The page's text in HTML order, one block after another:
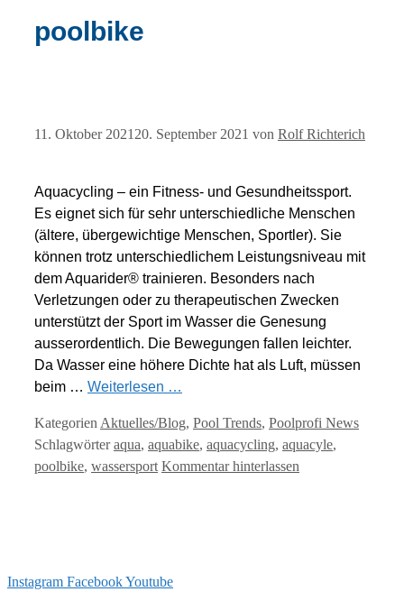
poolbike
11. Oktober 2021 20. September 2021 von Rolf Richterich
Aquacycling – ein Fitness- und Gesundheitssport.
Es eignet sich für sehr unterschiedliche Menschen
(ältere, übergewichtige Menschen, Sportler). Sie
können trotz unterschiedlichem Leistungsniveau mit
dem Aquarider® trainieren. Besonders nach
Verletzungen oder zu therapeutischen Zwecken
unterstützt der Sport im Wasser die Genesung
ausserordentlich. Die Bewegungen fallen leichter.
Da Wasser eine höhere Dichte hat als Luft, müssen
beim … Weiterlesen …
Kategorien Aktuelles/Blog, Pool Trends, Poolprofi News
Schlagwörteraqua, aquabike, aquacycling, aquacyle,
poolbike, wassersport Kommentar hinterlassen
Instagram FacebookYoutube